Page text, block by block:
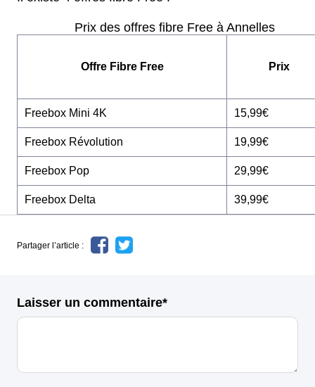
Prix des offres fibre Free à Annelles
Offre Fibre Free Prix
Freebox Mini 4K 15,99€
Freebox Révolution 19,99€
Freebox Pop 29,99€
Freebox Delta 39,99€
Partager l’article :
Laisser un commentaire*